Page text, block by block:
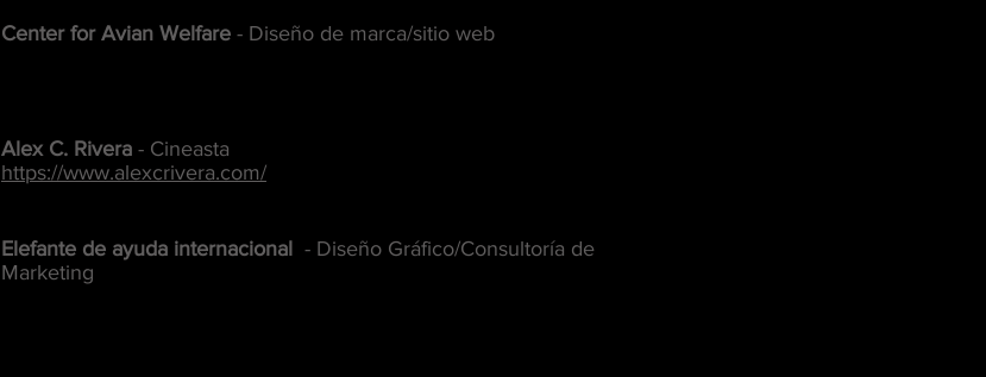
Center for Avian Welfare - Diseño de marca/sitio web
Alex C. Rivera - Cineasta
https://www.alexcrivera.com/
Elefante de ayuda internacional - Diseño Gráfico/Consultoría de
Marketing